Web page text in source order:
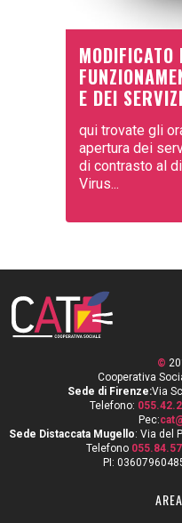
MODIFICATO
E DEI
qui trovate gli
apertura dei
di contrasto al
Virus...
©
Cooperativa
Sede di Firenze:Via
Telefono:
Pec:
Sede Distaccata Mugello: Via del
Telefono
PI: